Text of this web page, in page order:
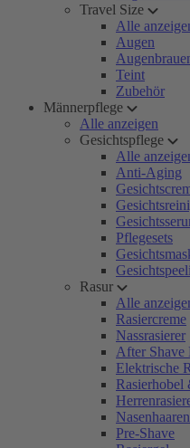
Travel Size
Alle
Augen
Teint
Zubehör
Männerpflege
Alle anzeigen
Gesichtspflege
Alle
Anti-Aging
Pflegesets
Rasur
Alle
Rasiercreme
Nassrasierer
After Shave
Elektrische
Rasierhobel
Pre-Shave